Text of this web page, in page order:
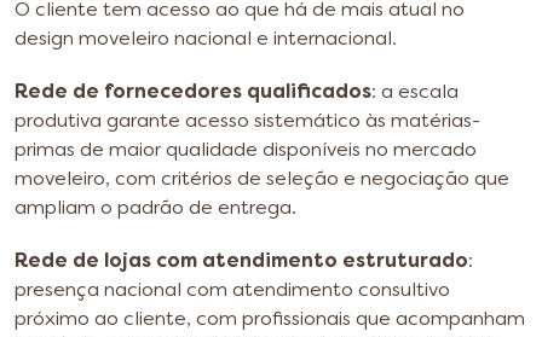
O cliente tem acesso ao que há de mais atual no
design moveleiro nacional e internacional.
Rede de fornecedores qualificados: a escala
produtiva garante acesso sistemático às matérias-
primas de maior qualidade disponíveis no mercado
moveleiro, com critérios de seleção e negociação que
ampliam o padrão de entrega.
Rede de lojas com atendimento estruturado:
presença nacional com atendimento consultivo
próximo ao cliente, com profissionais que acompanham